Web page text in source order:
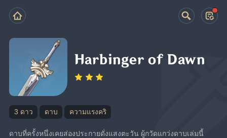
Harbinger of Dawn
3 ดาว ดาบ ความแรงคริ
ดาบที่ครั้งหนึ่งเคยส่องประกายดั่งแสงตะวัน ผู้กวัดแกว่งดาบเล่มนี้